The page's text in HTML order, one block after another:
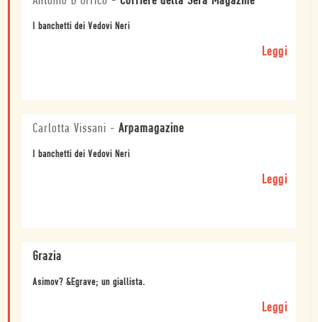
I banchetti dei Vedovi Neri
Leggi
Carlotta Vissani - Arpamagazine
I banchetti dei Vedovi Neri
Leggi
Grazia
Asimov? &Egrave; un giallista.
Leggi